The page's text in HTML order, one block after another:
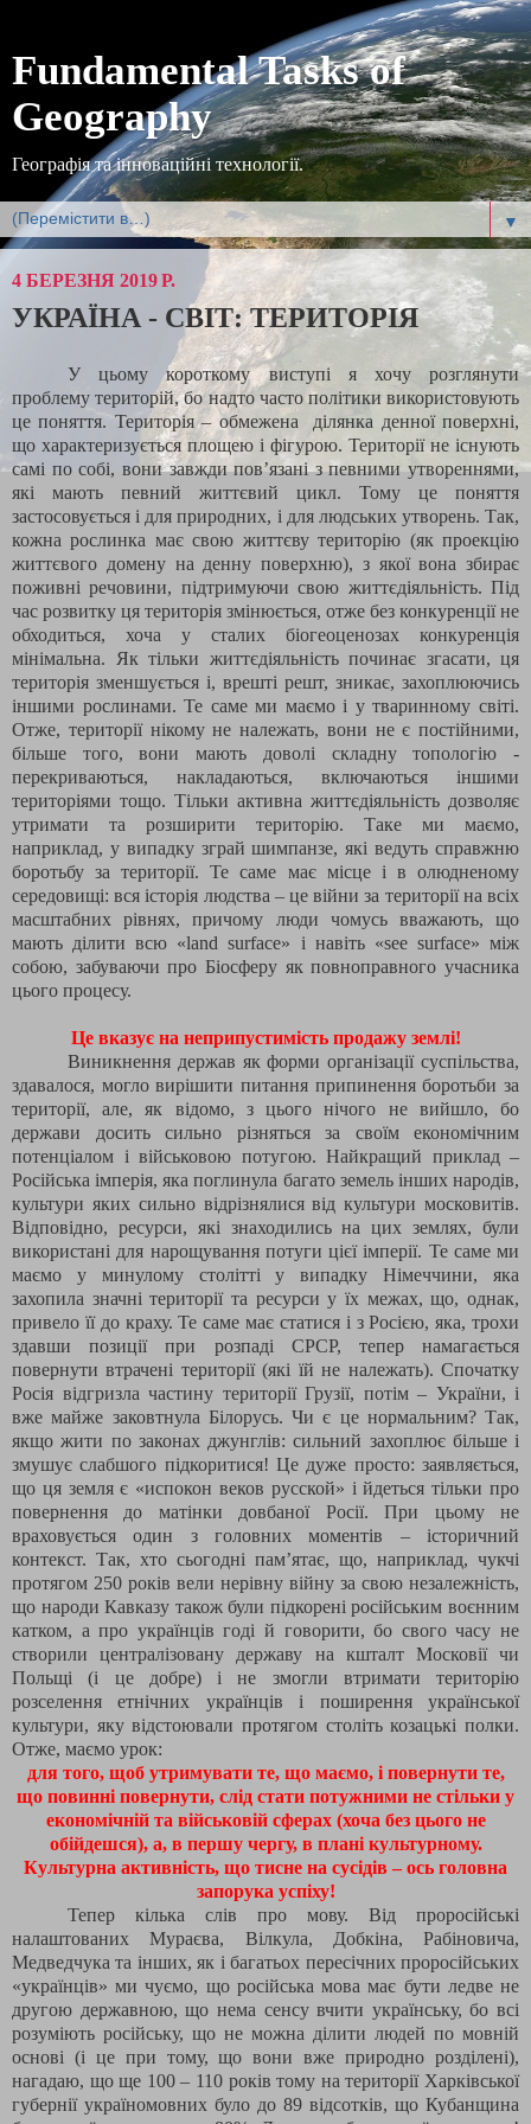
Fundamental Tasks of
Geography
Географія та інноваційні технології.
▼
4 БЕРЕЗНЯ 2019 Р.
УКРАЇНА - СВІТ: ТЕРИТОРІЯ
У цьому короткому виступі я хочу розглянути
проблему територій, бо надто часто політики використовують
це поняття. Територія – обмежена ділянка денної поверхні,
що характеризується площею і фігурою. Території не існують
самі по собі, вони завжди пов’язані з певними утвореннями,
які мають певний життєвий цикл. Тому це поняття
застосовується і для природних, і для людських утворень. Так,
кожна рослинка має свою життєву територію (як проекцію
життєвого домену на денну поверхню), з якої вона збирає
поживні речовини, підтримуючи свою життєдіяльність. Під
час розвитку ця територія змінюється, отже без конкуренції не
обходиться, хоча у сталих біогеоценозах конкуренція
мінімальна. Як тільки життєдіяльність починає згасати, ця
територія зменшується і, врешті решт, зникає, захоплюючись
іншими рослинами. Те саме ми маємо і у тваринному світі.
Отже, території нікому не належать, вони не є постійними,
більше того, вони мають доволі складну топологію -
перекриваються, накладаються, включаються іншими
територіями тощо. Тільки активна життєдіяльність дозволяє
утримати та розширити територію. Таке ми маємо,
наприклад, у випадку зграй шимпанзе, які ведуть справжню
боротьбу за території. Те саме має місце і в олюдненому
середовищі: вся історія людства – це війни за території на всіх
масштабних рівнях, причому люди чомусь вважають, що
мають ділити всю «land surface» і навіть «see surface» між
собою, забуваючи про Біосферу як повноправного учасника
цього процесу.
Це вказує на неприпустимість продажу землі!
Виникнення держав як форми організації суспільства,
здавалося, могло вирішити питання припинення боротьби за
території, але, як відомо, з цього нічого не вийшло, бо
держави досить сильно різняться за своїм економічним
потенціалом і військовою потугою. Найкращий приклад –
Російська імперія, яка поглинула багато земель інших народів,
культури яких сильно відрізнялися від культури московитів.
Відповідно, ресурси, які знаходились на цих землях, були
використані для нарощування потуги цієї імперії. Те саме ми
маємо у минулому столітті у випадку Німеччини, яка
захопила значні території та ресурси у їх межах, що, однак,
привело її до краху. Те саме має статися і з Росією, яка, трохи
здавши позиції при розпаді СРСР, тепер намагається
повернути втрачені території (які їй не належать). Спочатку
Росія відгризла частину території Грузії, потім – України, і
вже майже заковтнула Білорусь. Чи є це нормальним? Так,
якщо жити по законах джунглів: сильний захоплює більше і
змушує слабшого підкоритися! Це дуже просто: заявляється,
що ця земля є «испокон веков русской» і йдеться тільки про
повернення до матінки довбаної Росії. При цьому не
враховується один з головних моментів – історичний
контекст. Так, хто сьогодні пам’ятає, що, наприклад, чукчі
протягом 250 років вели нерівну війну за свою незалежність,
що народи Кавказу також були підкорені російським воєнним
катком, а про українців годі й говорити, бо свого часу не
створили централізовану державу на кшталт Московії чи
Польщі (і це добре) і не змогли втримати територію
розселення етнічних українців і поширення української
культури, яку відстоювали протягом століть козацькі полки.
Отже, маємо урок:
для того, щоб утримувати те, що маємо, і повернути те,
що повинні повернути, слід стати потужними не стільки у
економічній та військовій сферах (хоча без цього не
обійдешся), а, в першу чергу, в плані культурному.
Культурна активність, що тисне на сусідів – ось головна
запорука успіху!
Тепер кілька слів про мову. Від проросійські
налаштованих Мураєва, Вілкула, Добкіна, Рабіновича,
Медведчука та інших, як і багатьох пересічних проросійських
«українців» ми чуємо, що російська мова має бути ледве не
другою державною, що нема сенсу вчити українську, бо всі
розуміють російську, що не можна ділити людей по мовній
основі (і це при тому, що вони вже природно розділені),
нагадаю, що ще 100 – 110 років тому на території Харківської
губернії україномовних було до 89 відсотків, що Кубанщина